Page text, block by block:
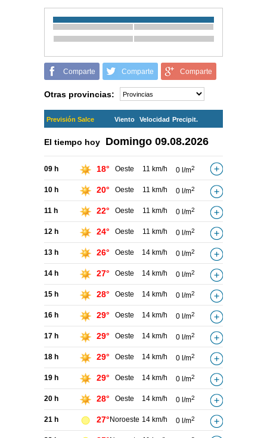
Comparte Comparte Comparte
Otras provincias:
Previsión Salce Viento Velocidad Precipit.
El tiempo hoy Domingo 09.08.2026
09 h 18° Oeste 11 km/h 0 l/m2
10 h 20° Oeste 11 km/h 0 l/m2
11 h 22° Oeste 11 km/h 0 l/m2
12 h 24° Oeste 11 km/h 0 l/m2
13 h 26° Oeste 14 km/h 0 l/m2
14 h 27° Oeste 14 km/h 0 l/m2
15 h 28° Oeste 14 km/h 0 l/m2
16 h 29° Oeste 14 km/h 0 l/m2
17 h 29° Oeste 14 km/h 0 l/m2
18 h 29° Oeste 14 km/h 0 l/m2
19 h 29° Oeste 14 km/h 0 l/m2
20 h 28° Oeste 14 km/h 0 l/m2
21 h 27° Noroeste 14 km/h 0 l/m2